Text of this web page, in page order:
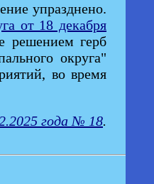
упразднено.
от 18 декабря
решением герб
округа"
во время
года № 18.